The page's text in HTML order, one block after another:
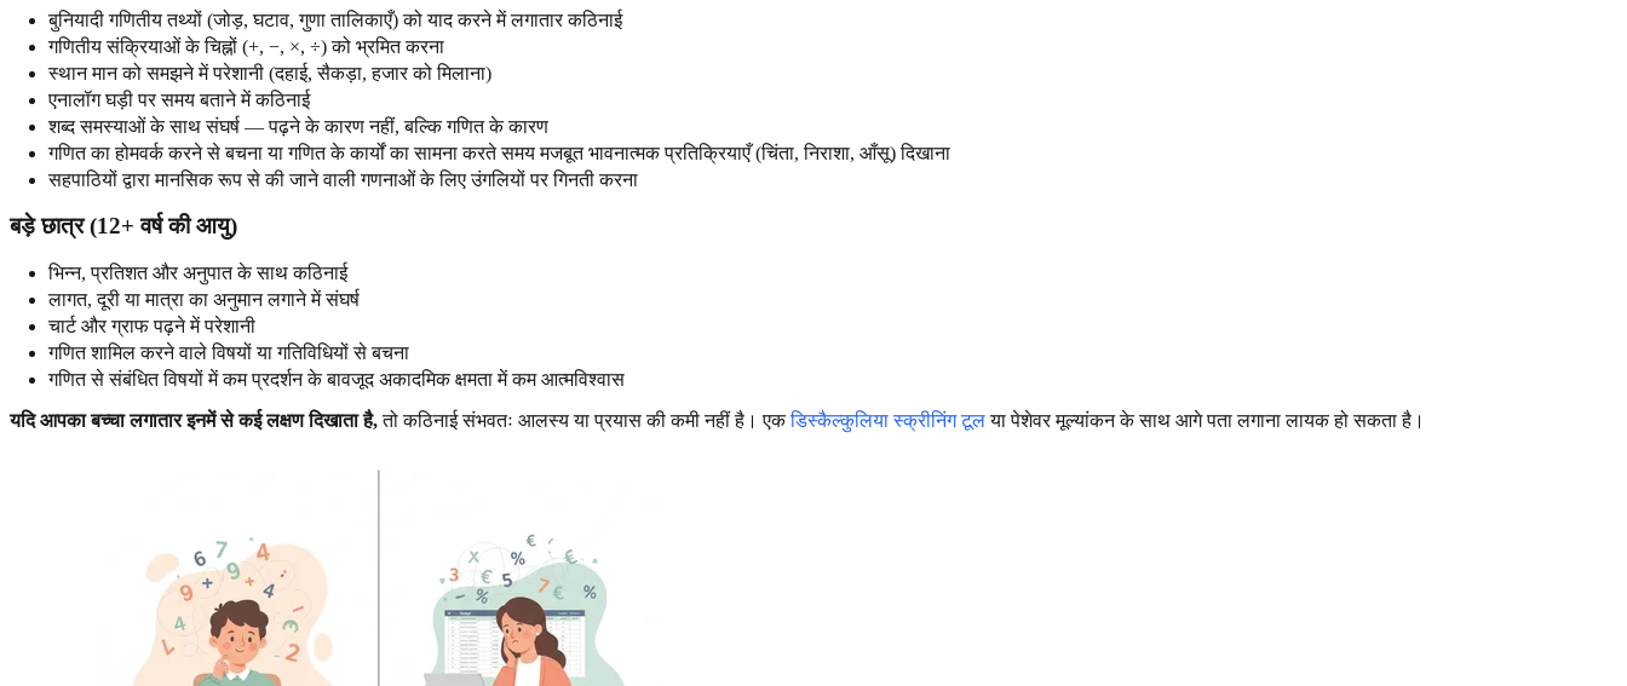
बुनियादी गणितीय तथ्यों (जोड़, घटाव, गुणा तालिकाएँ) को याद करने में लगातार कठिनाई
गणितीय संक्रियाओं के चिह्नों (+, −, ×, ÷) को भ्रमित करना
स्थान मान को समझने में परेशानी (दहाई, सैकड़ा, हजार को मिलाना)
एनालॉग घड़ी पर समय बताने में कठिनाई
शब्द समस्याओं के साथ संघर्ष — पढ़ने के कारण नहीं, बल्कि गणित के कारण
गणित का होमवर्क करने से बचना या गणित के कार्यों का सामना करते समय मजबूत भावनात्मक प्रतिक्रियाएँ (चिंता, निराशा, आँसू) दिखाना
सहपाठियों द्वारा मानसिक रूप से की जाने वाली गणनाओं के लिए उंगलियों पर गिनती करना
बड़े छात्र (12+ वर्ष की आयु)
भिन्न, प्रतिशत और अनुपात के साथ कठिनाई
लागत, दूरी या मात्रा का अनुमान लगाने में संघर्ष
चार्ट और ग्राफ पढ़ने में परेशानी
गणित शामिल करने वाले विषयों या गतिविधियों से बचना
गणित से संबंधित विषयों में कम प्रदर्शन के बावजूद अकादमिक क्षमता में कम आत्मविश्वास
यदि आपका बच्चा लगातार इनमें से कई लक्षण दिखाता है,तो कठिनाई संभवतः आलस्य या प्रयास की कमी नहीं है। एकडिस्कैल्कुलिया स्क्रीनिंग टूलया पेशेवर मूल्यांकन के साथ आगे पता लगाना लायक हो सकता है।